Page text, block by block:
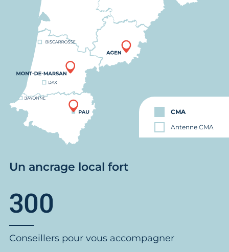
CMA
Antenne CMA
Un ancrage local fort
300
Conseillers pour vous accompagner